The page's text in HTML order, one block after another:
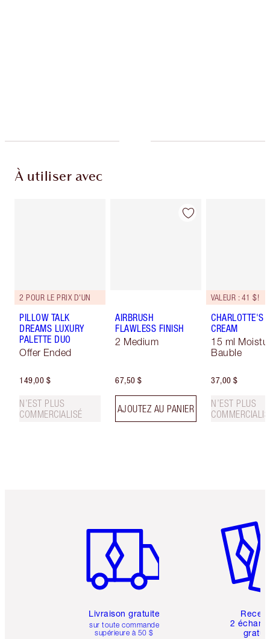
À utiliser avec
2 POUR LE PRIX D'UN
PILLOW TALK
DREAMS LUXURY
PALETTE DUO
Offer Ended
149,00 $
N’EST PLUS
COMMERCIALISÉ
AIRBRUSH
FLAWLESS FINISH
2 Medium
67,50 $
AJOUTEZ AU PANIER
VALEUR : 41 $!
CHARLOTTE'S
CREAM
15 ml
Bauble
37,00 $
N’EST PLUS
Livraison gratuite
sur toute commande
supérieure à 50 $
2